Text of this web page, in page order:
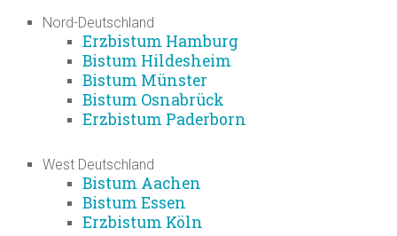
Nord-Deutschland
Erzbistum Hamburg
Bistum Hildesheim
Bistum Münster
Bistum Osnabrück
Erzbistum Paderborn
West Deutschland
Bistum Aachen
Bistum Essen
Erzbistum Köln